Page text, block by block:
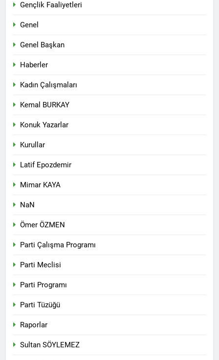
Gençlik Faaliyetleri
Genel
Genel Başkan
Haberler
Kadın Çalışmaları
Kemal BURKAY
Konuk Yazarlar
Kurullar
Latif Epozdemir
Mimar KAYA
NaN
Ömer ÖZMEN
Parti Çalışma Programı
Parti Meclisi
Parti Programı
Parti Tüzüğü
Raporlar
Sultan SÖYLEMEZ